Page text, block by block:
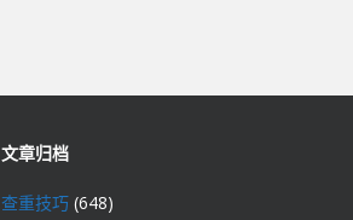
文章归档
查重技巧 (648)